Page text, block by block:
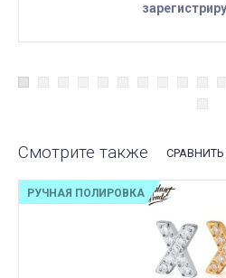
Смотрите также СРАВНИТЬ
РУЧНАЯ ПОЛИРОВКА